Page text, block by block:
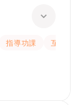
指導功課
互動教學